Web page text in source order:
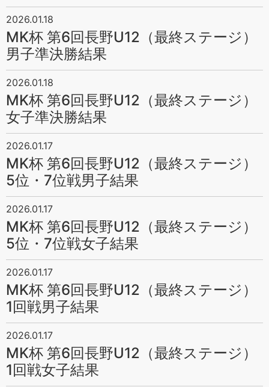
2026.01.18
MK杯 第6回長野U12（最終ステージ）
男子準決勝結果
2026.01.18
MK杯 第6回長野U12（最終ステージ）
女子準決勝結果
2026.01.17
MK杯 第6回長野U12（最終ステージ）
5位・7位戦男子結果
2026.01.17
MK杯 第6回長野U12（最終ステージ）
5位・7位戦女子結果
2026.01.17
MK杯 第6回長野U12（最終ステージ）
1回戦男子結果
2026.01.17
MK杯 第6回長野U12（最終ステージ）
1回戦女子結果